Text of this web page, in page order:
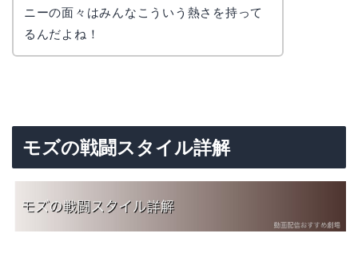
ニーの面々はみんなこういう熱さを持って
るんだよね！
モズの戦闘スタイル詳解